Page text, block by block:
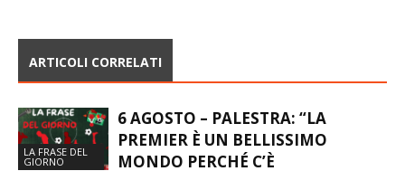
ARTICOLI CORRELATI
LA FRASE DEL
GIORNO
6 AGOSTO – PALESTRA: “LA
PREMIER È UN BELLISSIMO
MONDO PERCHÉ C’È